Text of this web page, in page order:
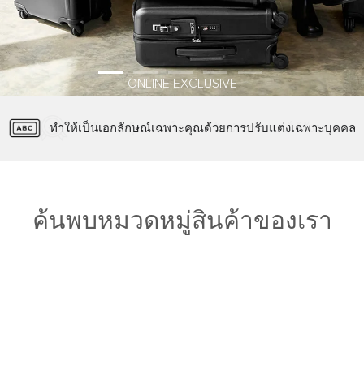
ONLINE EXCLUSIVE
บริการจัดส่งและคืนสินค้าฟรี
ได้รับการคุ้มครองโดยการรับประกันแบบไร้กังวล
ทำให้เป็นเอกลักษณ์เฉพาะคุณด้วยการปรับแต่งเฉพาะบุคคล
Tumi Tracer ลงทะเบียนสินค้า
ค้นพบหมวดหมู่สินค้าของเรา